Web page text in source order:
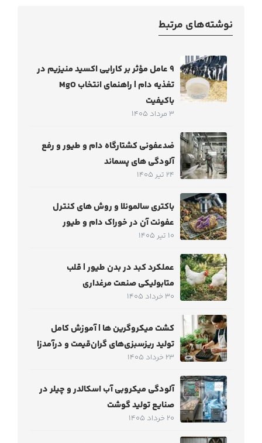
نوشته‌های مرتبط
۹ عامل مؤثر بر کارایی اکسید منیزیم در
تغذیه دام | راهنمای انتخاب MgO
باکیفیت
3 مرداد 1405
ضدعفونی کشتارگاه دام و طیور و رفع
آلودگی های پسماند
24 تیر 1405
باکتری سالمونلا و روش های کنترل
عفونت آن در خوراک دام و طیور
10 تیر 1405
عملکرد کبد در بدن طیور | قلب
متابولیکی صنعت مرغداری
30 خرداد 1405
کشت میکروگرین‌ ها | آموزش کامل
تولید ریزسبزی‌های گران‌قیمت و درآمدزا
23 خرداد 1405
آلودگی میکروبی آب اسکالدر و چیلر در
صنایع تولید گوشت
20 خرداد 1405